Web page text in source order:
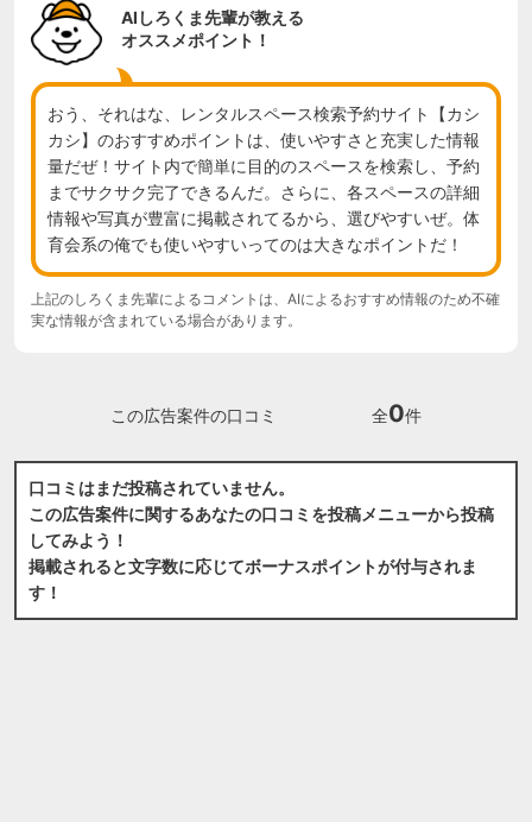
AIしろくま先輩が教える
オススメポイント！
おう、それはな、レンタルスペース検索予約サイト【カシ
カシ】のおすすめポイントは、使いやすさと充実した情報
量だぜ！サイト内で簡単に目的のスペースを検索し、予約
までサクサク完了できるんだ。さらに、各スペースの詳細
情報や写真が豊富に掲載されてるから、選びやすいぜ。体
育会系の俺でも使いやすいってのは大きなポイントだ！
上記のしろくま先輩によるコメントは、AIによるおすすめ情報のため不確
実な情報が含まれている場合があります。
この広告案件の口コミ 全0件
口コミはまだ投稿されていません。
この広告案件に関するあなたの口コミを投稿メニューから投稿
してみよう！
掲載されると文字数に応じてボーナスポイントが付与されま
す！